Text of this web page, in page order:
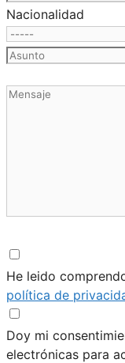
Nacionalidad
He leido
política de
Doy mi
electrónicas para